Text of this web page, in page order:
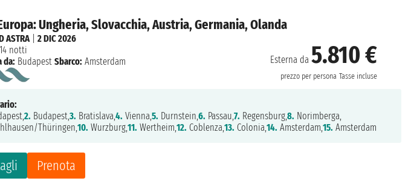
Ungheria, Slovacchia, Austria, Germania, Olanda
Esterna da5.810 €
prezzo per persona Tasse incluse
Prenota
ASTRA|2 DIC 2026
14 notti
da: Budapest Sbarco: Amsterdam
2. Budapest,3. Bratislava,4. Vienna,5. Durnstein,6. Passau,7. Regensburg,8. Norimberga,
Thüringen,10. Wurzburg,11. Wertheim,12. Coblenza,13. Colonia,14. Amsterdam,15. Amsterdam